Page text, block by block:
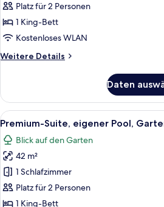
Meerblick,
Eckzimmer
(Raja
anzeigen
Platz für 2 Personen
1 King-Bett
Kostenloses WLAN
Weitere Details
Weitere
Suite,
Meerblick,
Eckzimmer
(Raja
Suite)
Daten
Alle
Fotos
für
Premium-
Suite,
eigener
Pool,
Ein
1
Premium-Suite, eigener Pool,
Blick auf den Garten
42 m²
1 Schlafzimmer
Platz für 2 Personen
1 King-Bett